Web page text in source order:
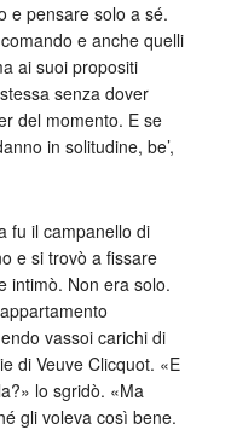
e pensare solo a sé.
e anche quelli
ai suoi propositi
senza dover
del momento. E se
in solitudine, be’,
fu il campanello di
e si trovò a fissare
intimò. Non era solo.
vassoi carichi di
di Veuve Clicquot. «E
lo sgridò. «Ma
gli voleva così bene.